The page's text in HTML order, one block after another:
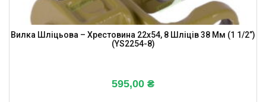
Вилка Шліцьова – Хрестовина 22х54, 8 Шліців 38 Мм (1 1/2”)
(YS2254-8)
595,00 ₴